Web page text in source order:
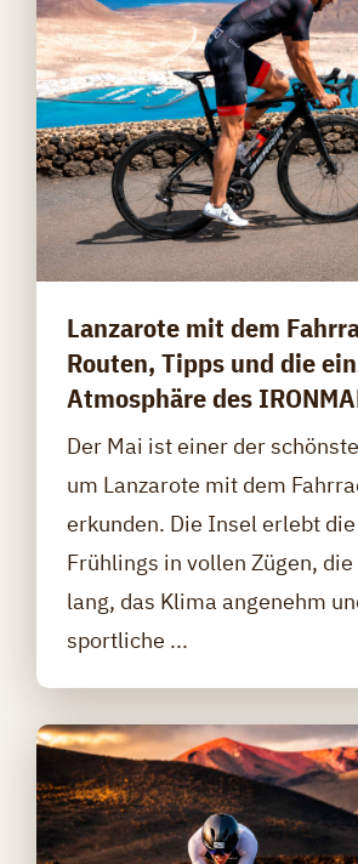
Lanzarote mit dem
Routen, Tipps und die
Atmosphäre des
Der Mai ist einer der
um Lanzarote mit dem
erkunden. Die Insel erlebt
Frühlings in vollen Zügen, die
lang, das Klima angenehm
sportliche ...